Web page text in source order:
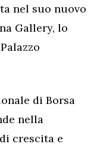
nel suo nuovo
Gallery, lo
di Borsa
nella
crescita e